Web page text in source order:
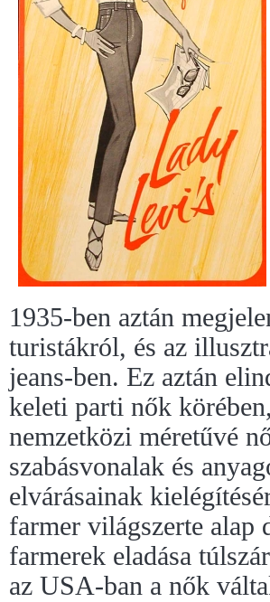
1935-ben aztán
turistákról, és az
jeans-ben. Ez aztán
keleti parti nők
nemzetközi méretűvé
szabásvonalak és
elvárásainak
farmer világszerte alap
farmerek eladása
az USA-ban a nők